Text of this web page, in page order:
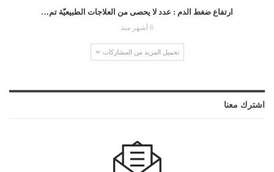
ارتفاع ضغط الدم : عدد لا يحصى من العلاجات الطبيعيّة تم…
6 أشهر منذ
تحميل المزيد من المشاركات
اشترك معنا